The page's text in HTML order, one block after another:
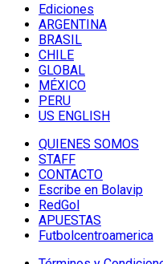
Ediciones
ARGENTINA
BRASIL
CHILE
GLOBAL
MÉXICO
PERU
US ENGLISH
QUIENES SOMOS
STAFF
CONTACTO
Escribe en Bolavip
RedGol
APUESTAS
Futbolcentroamerica